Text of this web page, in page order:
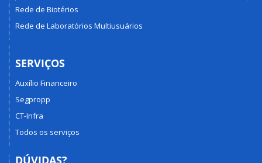
Rede de Biotérios
Rede de Laboratórios Multiusuários
SERVIÇOS
Auxílio Financeiro
Segpropp
CT-Infra
Todos os serviços
DÚVIDAS?